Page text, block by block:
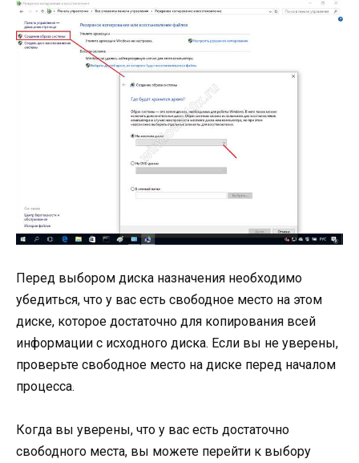
Перед выбором диска назначения необходимо
убедиться, что у вас есть свободное место на этом
диске, которое достаточно для копирования всей
информации с исходного диска. Если вы не уверены,
проверьте свободное место на диске перед началом
процесса.
Когда вы уверены, что у вас есть достаточно
свободного места, вы можете перейти к выбору